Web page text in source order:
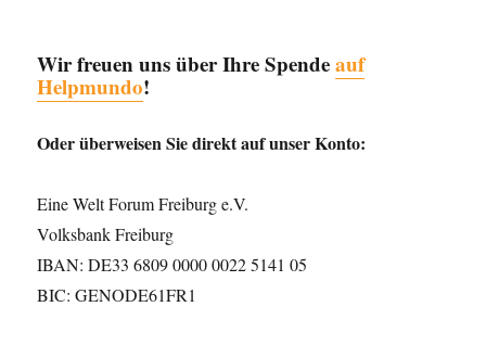
Wir freuen uns über Ihre Spendeauf
Helpmundo!
Oder überweisen Sie direkt auf unser Konto:
Eine Welt Forum Freiburg e.V.
Volksbank Freiburg
IBAN: DE33 6809 0000 0022 5141 05
BIC: GENODE61FR1